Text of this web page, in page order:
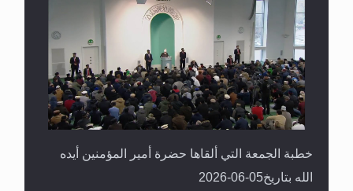
خطبة الجمعة التي ألقاها حضرة أمير المؤمنين أيده
الله بتاريخ05-06-2026